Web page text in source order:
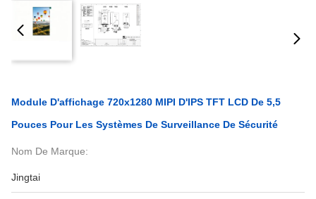
Module D'affichage 720x1280 MIPI D'IPS TFT LCD De 5,5
Pouces Pour Les Systèmes De Surveillance De Sécurité
Nom De Marque:
Jingtai